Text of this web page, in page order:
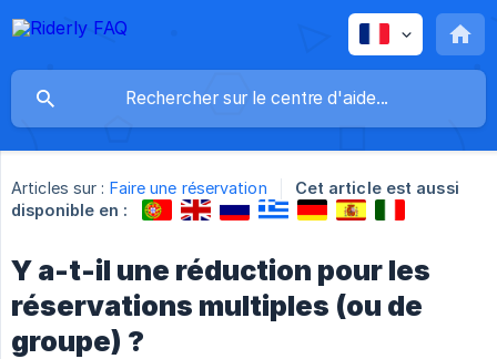
Articles sur : Faire une réservation
Cet article est aussi
disponible en :
Y a-t-il une réduction pour les
réservations multiples (ou de
groupe) ?